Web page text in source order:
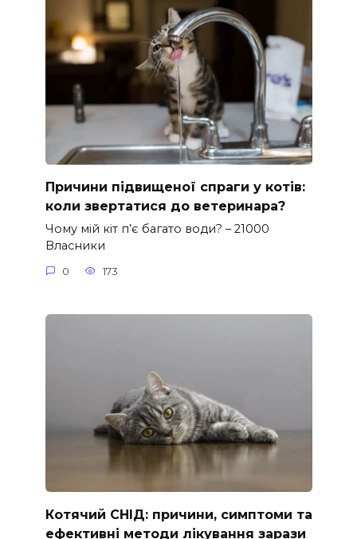
Причини підвищеної спраги у котів:
коли звертатися до ветеринара?
Чому мій кіт п’є багато води? – 21000
Власники
0 173
Котячий СНІД: причини, симптоми та
ефективні методи лікування зарази